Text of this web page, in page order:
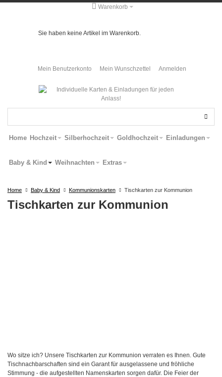
Warenkorb
Sie haben keine Artikel im Warenkorb.
Mein Benutzerkonto Mein Wunschzettel Anmelden
Home Hochzeit Silberhochzeit Goldhochzeit Einladungen
Baby & Kind Weihnachten Extras
Home Baby & Kind Kommunionskarten Tischkarten zur Kommunion
Tischkarten zur Kommunion
Wo sitze ich? Unsere Tischkarten zur Kommunion verraten es Ihnen. Gute
Tischnachbarschaften sind ein Garant für ausgelassene und fröhliche
Stimmung - die aufgestellten Namenskarten sorgen dafür. Die Feier der